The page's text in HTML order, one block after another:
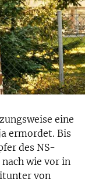
eine
ermordet. Bis
des NS-
wie vor in
von